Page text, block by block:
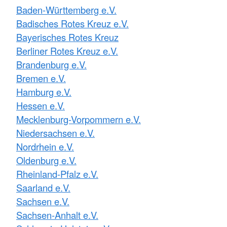
Baden-Württemberg e.V.
Badisches Rotes Kreuz e.V.
Bayerisches Rotes Kreuz
Berliner Rotes Kreuz e.V.
Brandenburg e.V.
Bremen e.V.
Hamburg e.V.
Hessen e.V.
Mecklenburg-Vorpommern e.V.
Niedersachsen e.V.
Nordrhein e.V.
Oldenburg e.V.
Rheinland-Pfalz e.V.
Saarland e.V.
Sachsen e.V.
Sachsen-Anhalt e.V.